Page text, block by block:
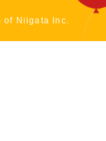
Niigata Inc.